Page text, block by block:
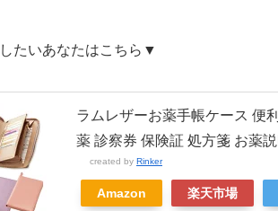
たいあなたはこちら▼
ラムレザーお薬手帳ケース 便
薬 診察券 保険証 処方箋 お薬
created by Rinker
Amazon 楽天市場